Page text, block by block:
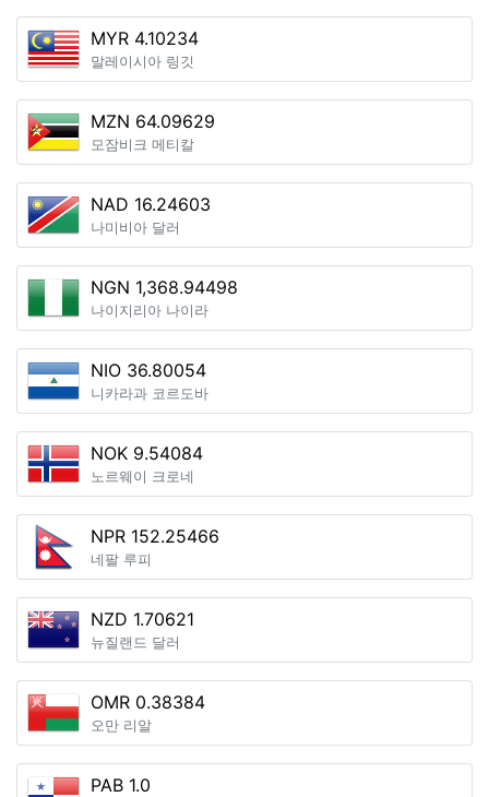
MYR 4.10234
말레이시아 링깃
MZN 64.09629
모잠비크 메티칼
NAD 16.24603
나미비아 달러
NGN 1,368.94498
나이지리아 나이라
NIO 36.80054
니카라과 코르도바
NOK 9.54084
노르웨이 크로네
NPR 152.25466
네팔 루피
NZD 1.70621
뉴질랜드 달러
OMR 0.38384
오만 리알
PAB 1.0